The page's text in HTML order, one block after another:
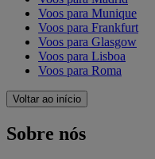
Voos para Munique
Voos para Frankfurt
Voos para Glasgow
Voos para Lisboa
Voos para Roma
Voltar ao início
Sobre nós